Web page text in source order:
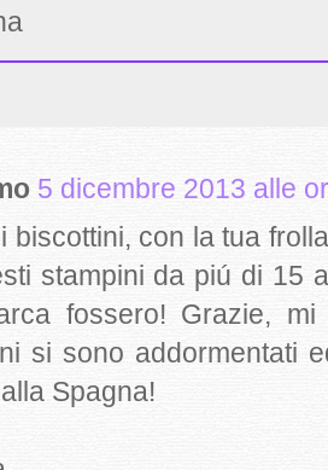
5 dicembre 2013 alle
biscottini, con la tua
stampini da piú di 15
fossero! Grazie,
si sono addormentati
Spagna!